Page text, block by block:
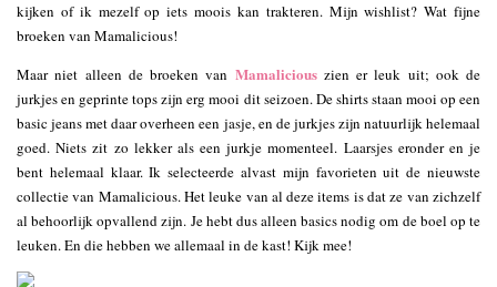
kijken of ik mezelf op iets moois kan trakteren. Mijn wishlist? Wat fijne
broeken van Mamalicious!
Maar niet alleen de broeken van Mamaliciouszien er leuk uit; ook de
jurkjes en geprinte tops zijn erg mooi dit seizoen. De shirts staan mooi op een
basic jeans met daar overheen een jasje, en de jurkjes zijn natuurlijk helemaal
goed. Niets zit zo lekker als een jurkje momenteel. Laarsjes eronder en je
bent helemaal klaar. Ik selecteerde alvast mijn favorieten uit de nieuwste
collectie van Mamalicious. Het leuke van al deze items is dat ze van zichzelf
al behoorlijk opvallend zijn. Je hebt dus alleen basics nodig om de boel op te
leuken. En die hebben we allemaal in de kast! Kijk mee!